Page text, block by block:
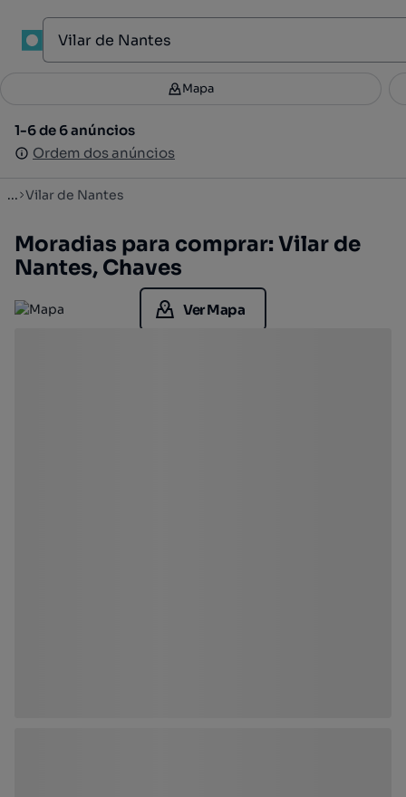
Filtros 2
1-6 de 6 anúncios
Ordem dos anúncios
Mapa
1-6 de 6 anúncios
Ordem dos anúncios
... Vilar de Nantes
Moradias para comprar: Vilar de
Nantes, Chaves
Ver Mapa